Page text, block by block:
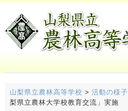
山梨県立農林高等学校 > 活動の様子
梨県立農林大学校教育交流」実施